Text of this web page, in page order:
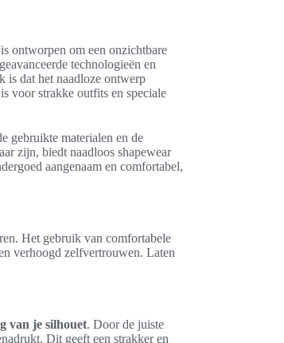
ontworpen om een onzichtbare
technologieën en
is dat het naadloze ontwerp
voor strakke outfits en speciale
gebruikte materialen en de
zijn, biedt naadloos shapewear
aangenaam en comfortabel,
Het gebruik van comfortabele
verhoogd zelfvertrouwen. Laten
van je silhouet. Door de juiste
Dit geeft een strakker en